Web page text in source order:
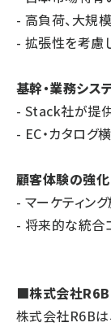
- 高負荷、大規
- 拡張性を考慮
基幹・業務シス
- Stack社が提供
- EC・カタログ
顧客体験の強化
- マーケティン
- 将来的な統合
■株式会社
株式会社R6Bは